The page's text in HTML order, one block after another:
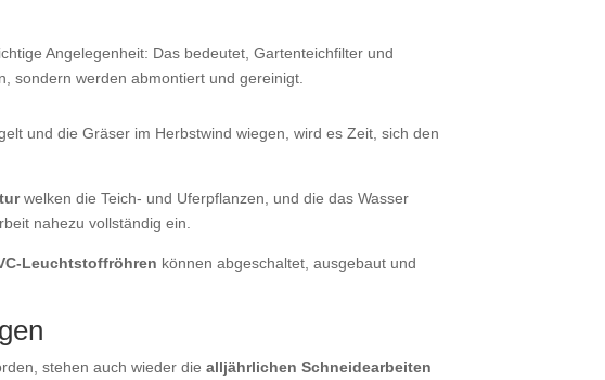
Angelegenheit: Das bedeutet, Gartenteichfilter und
sondern werden abmontiert und gereinigt.
und die Gräser im Herbstwind wiegen, wird es Zeit, sich den
welken die Teich- und Uferpflanzen, und die das Wasser
nahezu vollständig ein.
Leuchtstoffröhren können abgeschaltet, ausgebaut und
stehen auch wieder diealljährlichen Schneidearbeiten